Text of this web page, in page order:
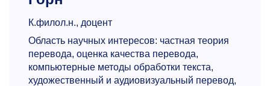
К.филол.н., доцент
Область научных интересов: частная теория
перевода, оценка качества перевода,
компьютерные методы обработки текста,
художественный и аудиовизуальный перевод,